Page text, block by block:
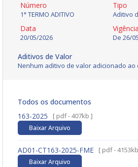
Número
1° TERMO ADITIVO
Tipo
Aditivo
Data
20/05/2026 De 26/
Aditivos de Valor
Nenhum aditivo de valor adicionado ao
Todos os documentos
163-2025
[ pdf - 407kb ]
Baixar Arquivo
AD01-CT163-2025-FME [ pdf -
Baixar Arquivo